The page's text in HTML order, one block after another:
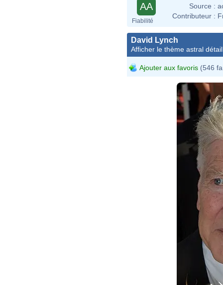
AA
Fiabilité
Source :
Contributeur :
David Lynch
Afficher le thème astral
Ajouter aux favoris (546